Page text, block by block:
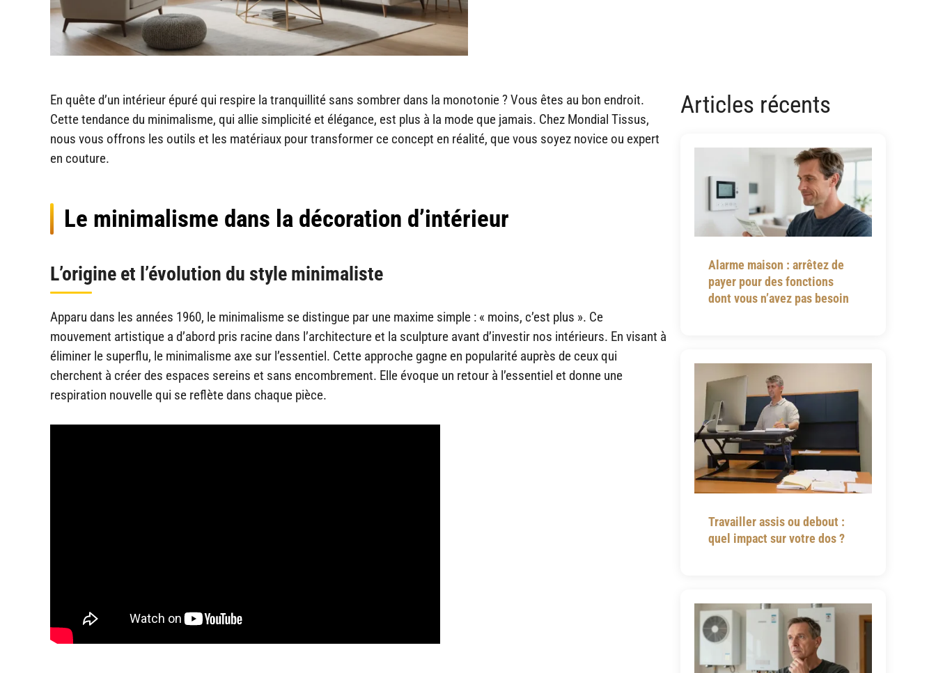
En quête d’un intérieur épuré qui respire la tranquillité sans sombrer dans la monotonie ? Vous êtes au bon endroit.
Cette tendance du minimalisme, qui allie simplicité et élégance, est plus à la mode que jamais. Chez Mondial Tissus,
nous vous offrons les outils et les matériaux pour transformer ce concept en réalité, que vous soyez novice ou expert
en couture.
Le minimalisme dans la décoration d’intérieur
L’origine et l’évolution du style minimaliste
Apparu dans les années 1960, le minimalisme se distingue par une maxime simple : « moins, c’est plus ». Ce
mouvement artistique a d’abord pris racine dans l’architecture et la sculpture avant d’investir nos intérieurs. En visant à
éliminer le superflu, le minimalisme axe sur l’essentiel. Cette approche gagne en popularité auprès de ceux qui
cherchent à créer des espaces sereins et sans encombrement. Elle évoque un retour à l’essentiel et donne une
respiration nouvelle qui se reflète dans chaque pièce.
Articles récents
Alarme maison : arrêtez de
payer pour des fonctions
dont vous n’avez pas besoin
Travailler assis ou debout :
quel impact sur votre dos ?